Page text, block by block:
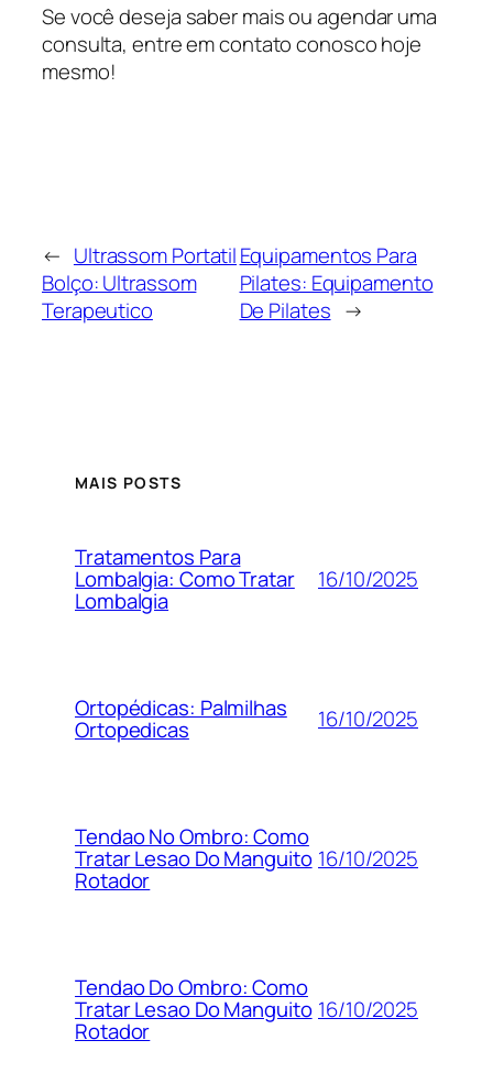
Se você deseja saber mais ou agendar uma
consulta, entre em contato conosco hoje
mesmo!
← Ultrassom Portatil
Bolço: Ultrassom
Terapeutico
Equipamentos Para
Pilates: Equipamento
De Pilates →
MAIS POSTS
Tratamentos Para
Lombalgia: Como Tratar
Lombalgia
16/10/2025
Ortopédicas: Palmilhas
Ortopedicas 16/10/2025
Tendao No Ombro: Como
Tratar Lesao Do Manguito
Rotador
16/10/2025
Tendao Do Ombro: Como
Tratar Lesao Do Manguito
Rotador
16/10/2025